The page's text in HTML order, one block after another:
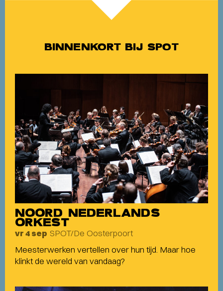
BINNENKORT BIJ SPOT
NOORD NEDERLANDS
ORKEST
vr 4 sep SPOT/De Oosterpoort
Meesterwerken vertellen over hun tijd. Maar hoe
klinkt de wereld van vandaag?